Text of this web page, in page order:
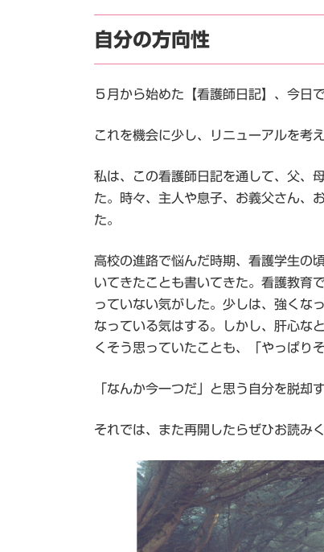
自分の方向性
５月から始めた【看護師日記】、今日
これを機会に少し、リニューアルを考え
私は、この看護師日記を通して、父、
た。時々、主人や息子、お義父さん、
た。
高校の進路で悩んだ時期、看護学生の
いてきたことも書いてきた。看護教育
っていない気がした。少しは、強くな
なっている気はする。しかし、肝心な
くそう思っていたことも、「やっぱり
「なんか今一つだ」と思う自分を脱却
それでは、また再開したらぜひお読み